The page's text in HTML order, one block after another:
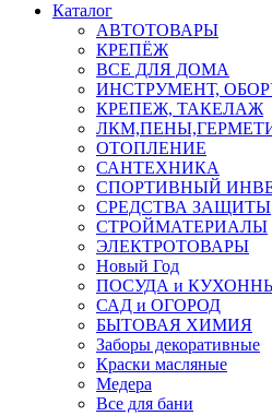
Каталог
АВТОТОВАРЫ
КРЕПЁЖ
ВСЕ ДЛЯ ДОМА
ИНСТРУМЕНТ,
КРЕПЕЖ, ТАКЕЛАЖ
ОТОПЛЕНИЕ
САНТЕХНИКА
СПОРТИВНЫЙ
СРЕДСТВА ЗАЩИТЫ
СТРОЙМАТЕРИАЛЫ
ЭЛЕКТРОТОВАРЫ
Новый Год
ПОСУДА и
САД и ОГОРОД
БЫТОВАЯ ХИМИЯ
Заборы декоративные
Краски масляные
Медера
Все для бани